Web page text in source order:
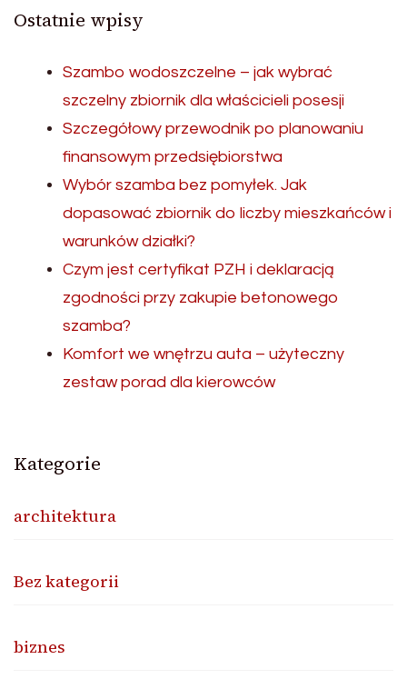
Ostatnie wpisy
Szambo wodoszczelne – jak wybrać
szczelny zbiornik dla właścicieli posesji
Szczegółowy przewodnik po planowaniu
finansowym przedsiębiorstwa
Wybór szamba bez pomyłek. Jak
dopasować zbiornik do liczby mieszkańców i
warunków działki?
Czym jest certyfikat PZH i deklaracją
zgodności przy zakupie betonowego
szamba?
Komfort we wnętrzu auta – użyteczny
zestaw porad dla kierowców
Kategorie
architektura
Bez kategorii
biznes